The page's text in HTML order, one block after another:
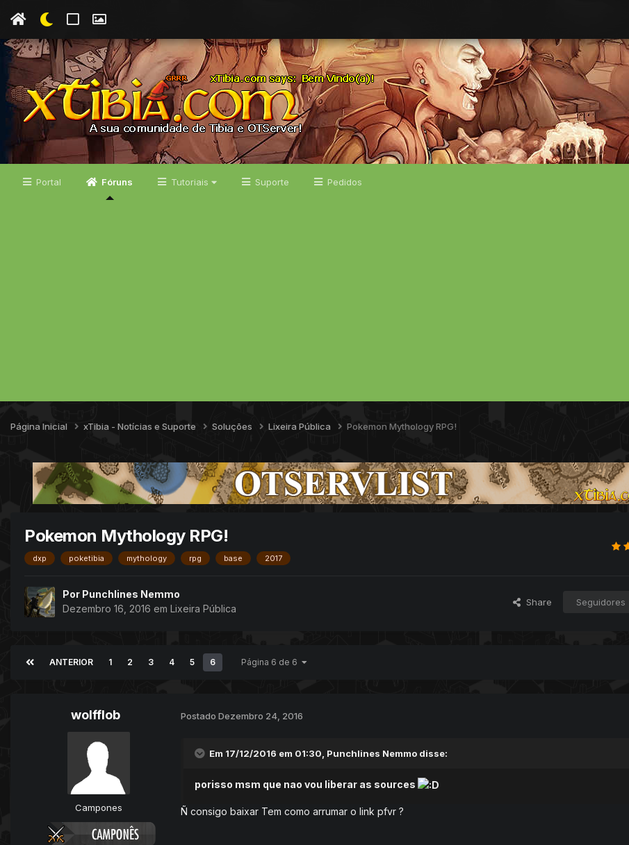
Portal Fóruns Tutoriais Suporte Pedidos
Página Inicial xTibia - Notícias e Suporte Soluções Lixeira Pública Pokemon Mythology RPG!
Pokemon Mythology RPG!
dxp poketibia mythology rpg base 2017
Por Punchlines Nemmo
Dezembro 16, 2016 em Lixeira Pública
Share Seguidores
ANTERIOR 1 2 3 4 5 6 Página 6 de 6
wolfflob
Campones
Postado Dezembro 24, 2016
Em 17/12/2016 em 01:30, Punchlines Nemmo disse:
porisso msm que nao vou liberar as sources
Ñ consigo baixar Tem como arrumar o link pfvr ?